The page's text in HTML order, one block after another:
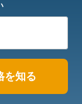
を知る